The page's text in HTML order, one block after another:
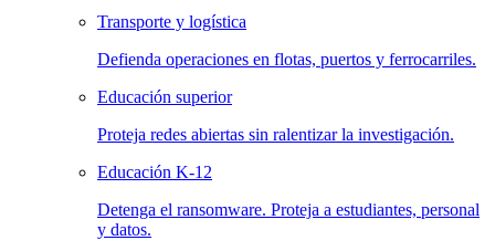
Transporte y logística
Defienda operaciones en flotas, puertos y ferrocarriles.
Educación superior
Proteja redes abiertas sin ralentizar la investigación.
Educación K-12
Detenga el ransomware. Proteja a estudiantes, personal
y datos.